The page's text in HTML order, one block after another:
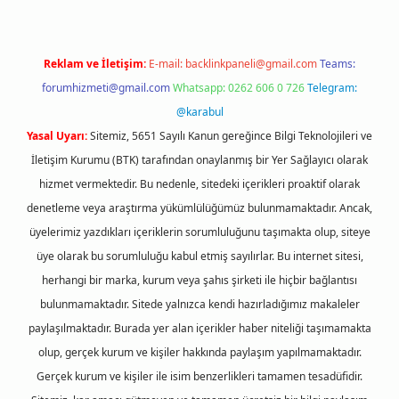
Reklam ve İletişim: E-mail: backlinkpaneli@gmail.comTeams:
forumhizmeti@gmail.comWhatsapp: 0262 606 0 726Telegram:
@karabul
Yasal Uyarı:Sitemiz, 5651 Sayılı Kanun gereğince Bilgi Teknolojileri ve
İletişim Kurumu (BTK) tarafından onaylanmış bir Yer Sağlayıcı olarak
hizmet vermektedir. Bu nedenle, sitedeki içerikleri proaktif olarak
denetleme veya araştırma yükümlülüğümüz bulunmamaktadır. Ancak,
üyelerimiz yazdıkları içeriklerin sorumluluğunu taşımakta olup, siteye
üye olarak bu sorumluluğu kabul etmiş sayılırlar. Bu internet sitesi,
herhangi bir marka, kurum veya şahıs şirketi ile hiçbir bağlantısı
bulunmamaktadır. Sitede yalnızca kendi hazırladığımız makaleler
paylaşılmaktadır. Burada yer alan içerikler haber niteliği taşımamakta
olup, gerçek kurum ve kişiler hakkında paylaşım yapılmamaktadır.
Gerçek kurum ve kişiler ile isim benzerlikleri tamamen tesadüfidir.